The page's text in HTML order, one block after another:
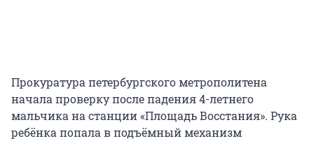
Прокуратура петербургского метрополитена
начала проверку после падения 4-летнего
мальчика на станции «Площадь Восстания». Рука
ребёнка попала в подъёмный механизм